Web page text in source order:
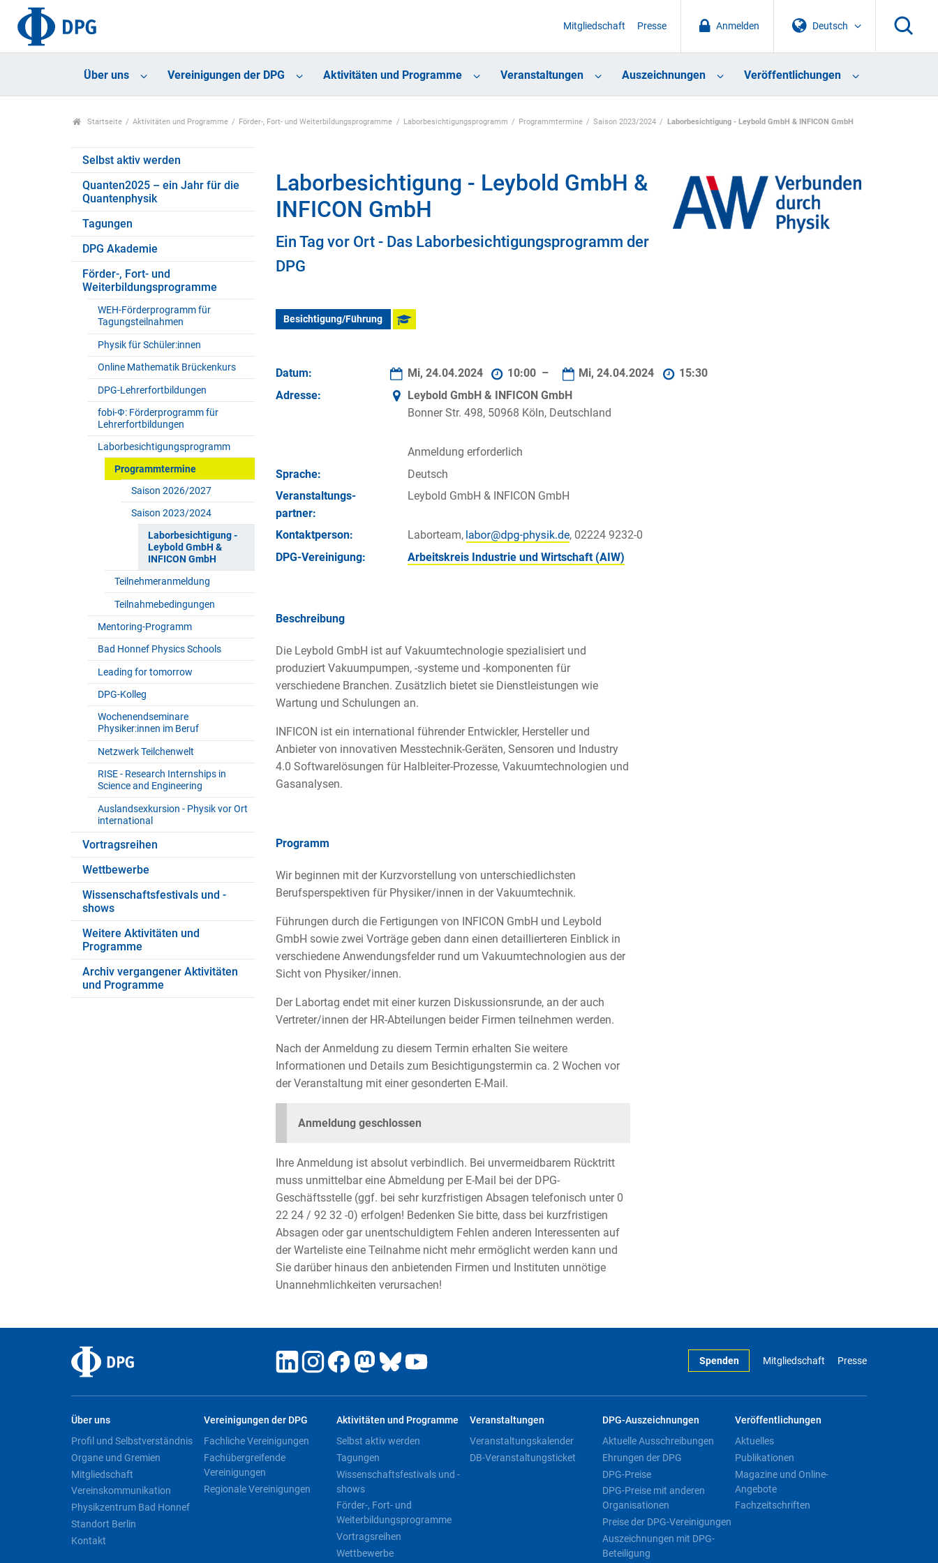
Deutsch
Anmelden
Mitgliedschaft Presse
Über uns Vereinigungen der DPG Aktivitäten und Programme Veranstaltungen Auszeichnungen Veröffentlichungen
Startseite Aktivitäten und Programme Förder-, Fort- und Weiterbildungsprogramme Laborbesichtigungsprogramm Programmtermine Saison 2023/2024 Laborbesichtigung - Leybold GmbH & INFICON GmbH
Selbst aktiv werden
Quanten2025 – ein Jahr für die
Quantenphysik
Tagungen
DPG Akademie
Förder-, Fort- und
Weiterbildungsprogramme
WEH-Förderprogramm für
Tagungsteilnahmen
Physik für Schüler:innen
Online Mathematik Brückenkurs
DPG-Lehrerfortbildungen
fobi-Ф: Förderprogramm für
Lehrerfortbildungen
Laborbesichtigungsprogramm
Programmtermine
Saison 2026/2027
Saison 2023/2024
Laborbesichtigung -
Leybold GmbH &
INFICON GmbH
Teilnehmeranmeldung
Teilnahmebedingungen
Mentoring-Programm
Bad Honnef Physics Schools
Leading for tomorrow
DPG-Kolleg
Wochenendseminare
Physiker:innen im Beruf
Netzwerk Teilchenwelt
RISE - Research Internships in
Science and Engineering
Auslandsexkursion - Physik vor Ort
international
Vortragsreihen
Wettbewerbe
Wissenschaftsfestivals und -
shows
Weitere Aktivitäten und
Programme
Archiv vergangener Aktivitäten
und Programme
Laborbesichtigung - Leybold GmbH &
INFICON GmbH
Ein Tag vor Ort - Das Laborbesichtigungsprogramm der
DPG
Besichtigung/Führung
Datum: Mi, 24.04.2024 10:00 – Mi, 24.04.2024
15:30
Adresse:
Leybold GmbH & INFICON GmbH
Bonner Str. 498, 50968 Köln, Deutschland
Anmeldung erforderlich
Sprache:
Deutsch
Veran­staltungs­
partner:
Leybold GmbH & INFICON GmbH
Kontakt­person: Laborteam,
, 02224 9232-0
DPG-Vereinigung:
Arbeitskreis Industrie und Wirtschaft (AIW)
Beschreibung
Die Leybold GmbH ist auf Vakuumtechnologie spezialisiert und
produziert Vakuumpumpen, -systeme und -komponenten für
verschiedene Branchen. Zusätzlich bietet sie Dienstleistungen wie
Wartung und Schulungen an.
INFICON ist ein international führender Entwickler, Hersteller und
Anbieter von innovativen Messtechnik-Geräten, Sensoren und Industry
4.0 Softwarelösungen für Halbleiter-Prozesse, Vakuumtechnologien und
Gasanalysen.
Programm
Wir beginnen mit der Kurzvorstellung von unterschiedlichsten
Berufsperspektiven für Physiker/innen in der Vakuumtechnik.
Führungen durch die Fertigungen von INFICON GmbH und Leybold
GmbH sowie zwei Vorträge geben dann einen detaillierteren Einblick in
verschiedene Anwendungsfelder rund um Vakuumtechnologien aus der
Sicht von Physiker/innen.
Der Labortag endet mit einer kurzen Diskussionsrunde, an der auch
Vertreter/innen der HR-Abteilungen beider Firmen teilnehmen werden.
Nach der Anmeldung zu diesem Termin erhalten Sie weitere
Informationen und Details zum Besichtigungstermin ca. 2 Wochen vor
der Veranstaltung mit einer gesonderten E-Mail.
Anmeldung geschlossen
Ihre Anmeldung ist absolut verbindlich. Bei unvermeidbarem Rücktritt
muss unmittelbar eine Abmeldung per E-Mail bei der DPG-
Geschäftsstelle (ggf. bei sehr kurzfristigen Absagen telefonisch unter 0
22 24 / 92 32 -0) erfolgen! Bedenken Sie bitte, dass bei kurzfristigen
Absagen oder gar unentschuldigtem Fehlen anderen Interessenten auf
der Warteliste eine Teilnahme nicht mehr ermöglicht werden kann und
Sie darüber hinaus den anbietenden Firmen und Instituten unnötige
Unannehmlichkeiten verursachen!
Spenden Mitgliedschaft Presse
Über uns
Profil und Selbstverständnis
Organe und Gremien
Mitgliedschaft
Vereinskommunikation
Physikzentrum Bad Honnef
Standort Berlin
Kontakt
Vereinigungen der DPG
Fachliche Vereinigungen
Fachübergreifende
Vereinigungen
Regionale Vereinigungen
Aktivitäten und Programme
Selbst aktiv werden
Tagungen
Wissenschaftsfestivals und -
shows
Förder-, Fort- und
Weiterbildungsprogramme
Vortragsreihen
Wettbewerbe
Veranstaltungen
Veranstaltungskalender
DB-Veranstaltungsticket
DPG-Auszeichnungen
Aktuelle Ausschreibungen
Ehrungen der DPG
DPG-Preise
DPG-Preise mit anderen
Organisationen
Preise der DPG-Vereinigungen
Auszeichnungen mit DPG-
Beteiligung
Veröffentlichungen
Aktuelles
Publikationen
Magazine und Online-
Angebote
Fachzeitschriften